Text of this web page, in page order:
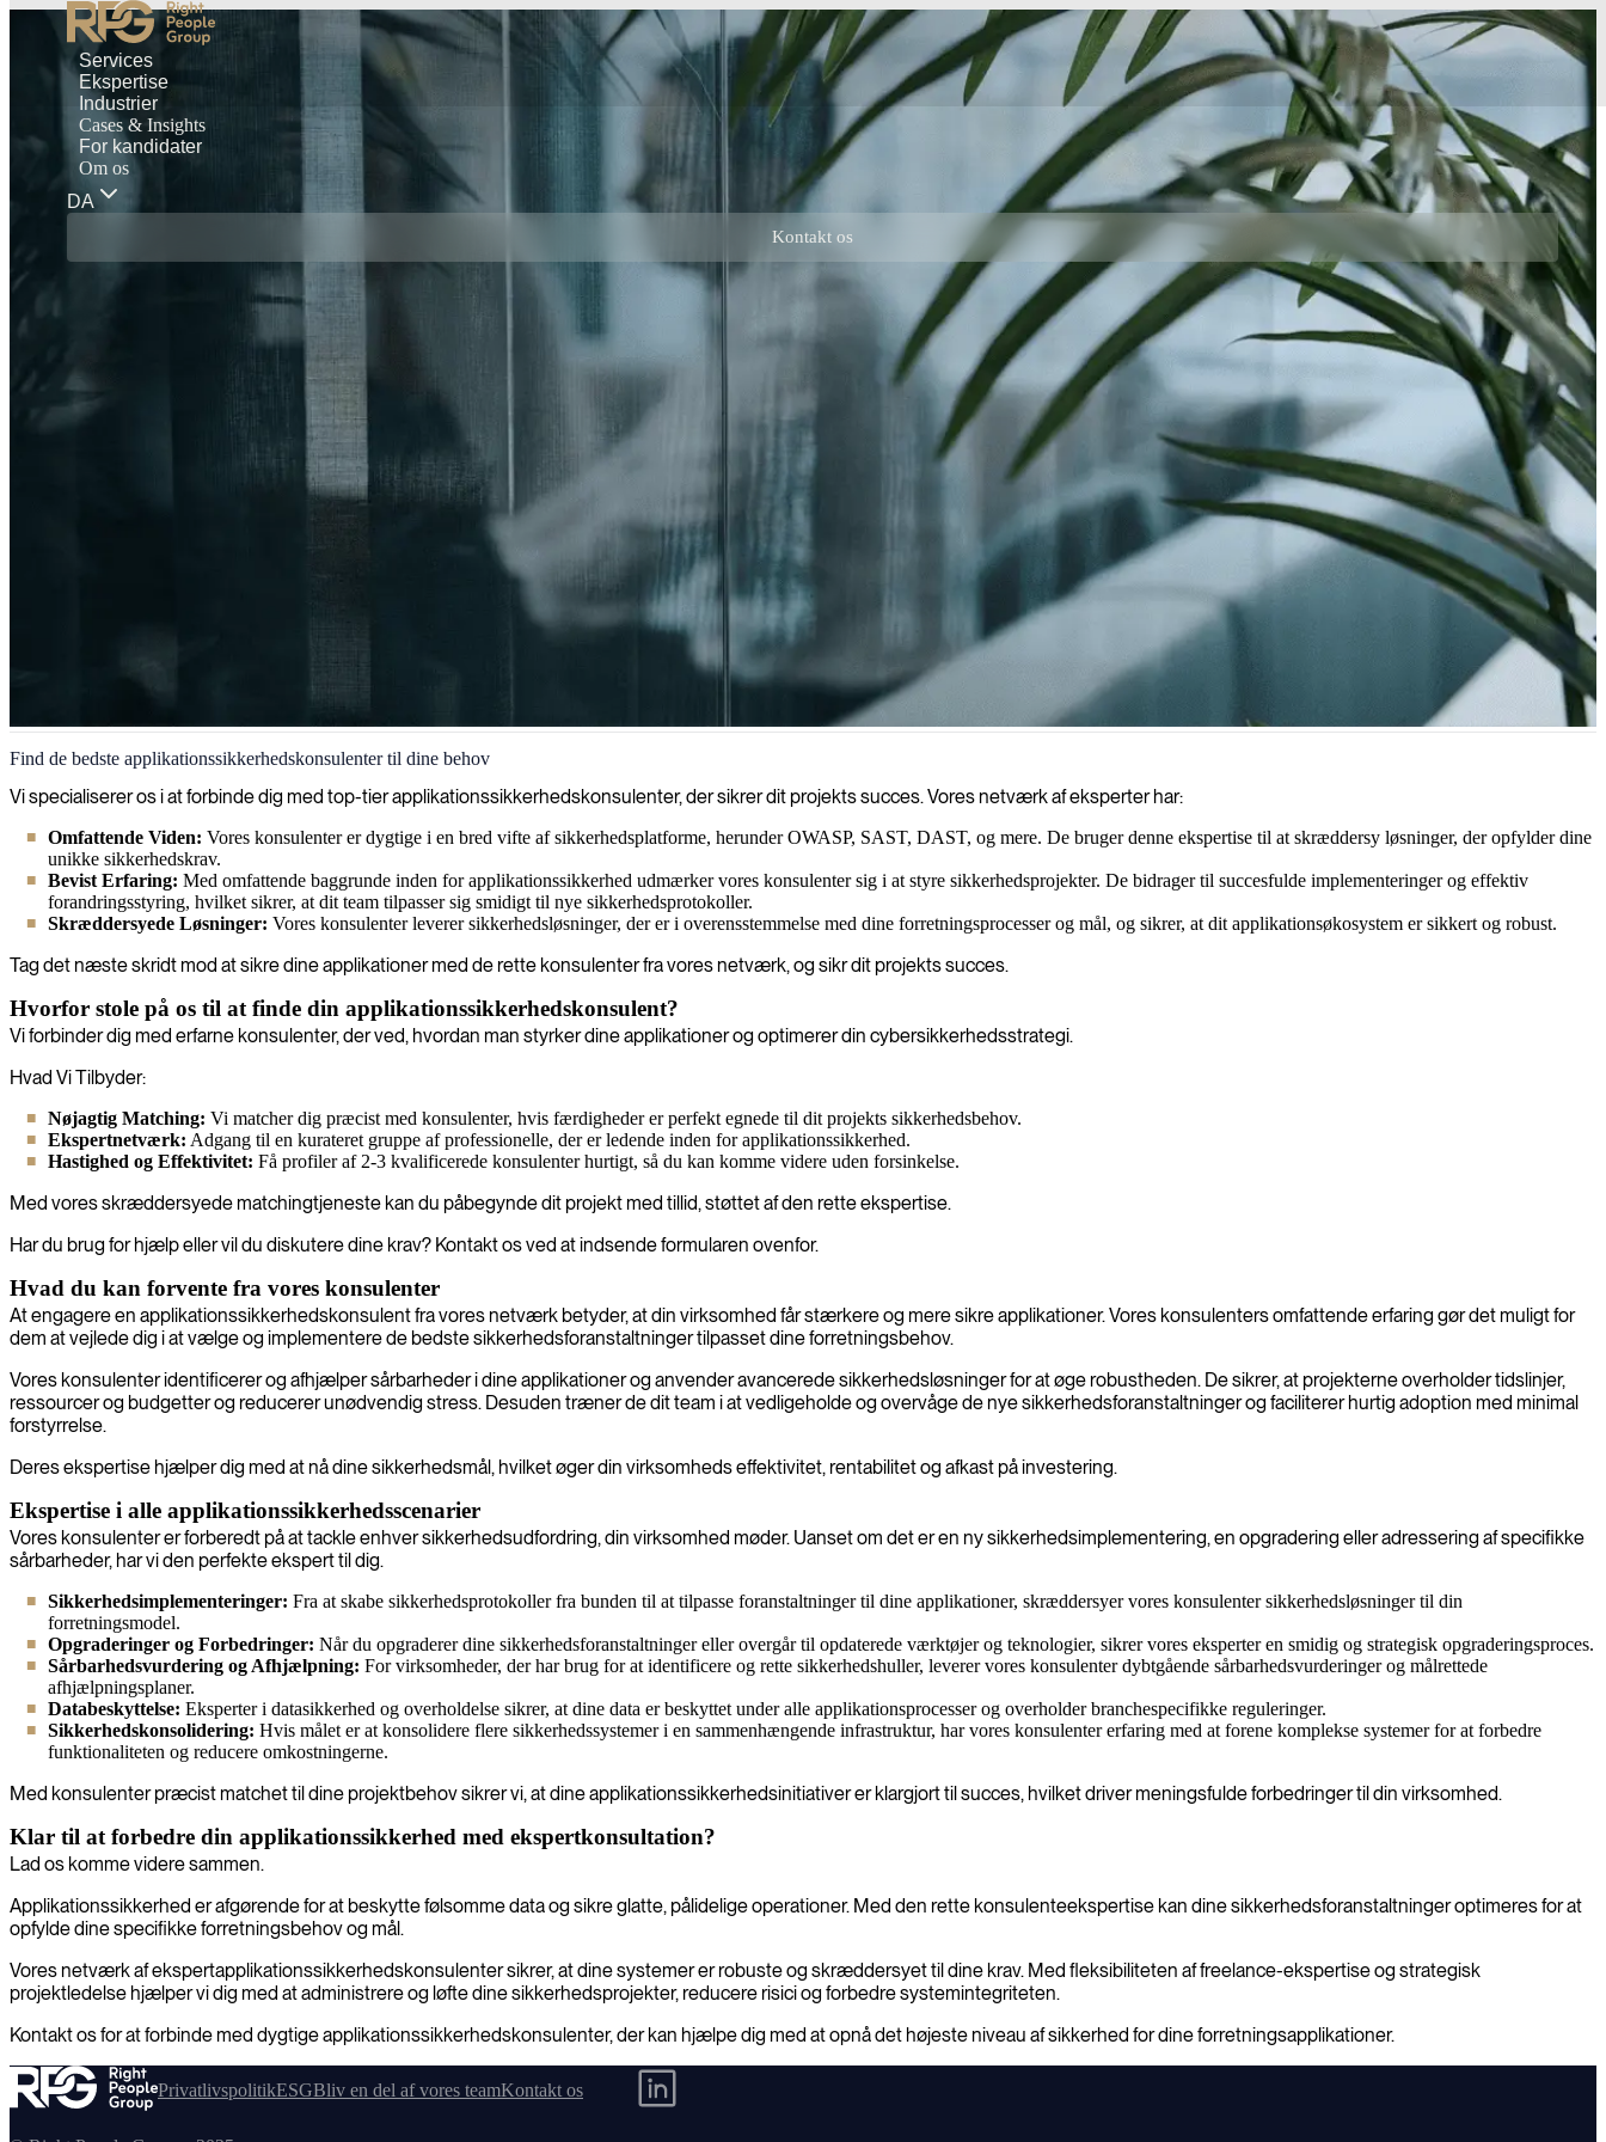
Services
Ekspertise
Industrier
Cases & Insights
For kandidater
Om os
DA
Kontakt os
Applikationssikkerhed
Vi hjælper dig med at identificere og udbedre sårbarheder, før angribere udnytter dem, sikrer dine applikationer og beskytter dine data gennem omfattende sikkerhedsvurderinger og ekspertimplementering af
branchens bedste praksis.
Find de bedste applikationssikkerhedskonsulenter til dine behov
Vi specialiserer os i at forbinde dig med top-tier applikationssikkerhedskonsulenter, der sikrer dit projekts succes. Vores netværk af eksperter har:
Omfattende Viden: Vores konsulenter er dygtige i en bred vifte af sikkerhedsplatforme, herunder OWASP, SAST, DAST, og mere. De bruger denne ekspertise til at skræddersy løsninger, der opfylder dine
unikke sikkerhedskrav.
Bevist Erfaring: Med omfattende baggrunde inden for applikationssikkerhed udmærker vores konsulenter sig i at styre sikkerhedsprojekter. De bidrager til succesfulde implementeringer og effektiv
forandringsstyring, hvilket sikrer, at dit team tilpasser sig smidigt til nye sikkerhedsprotokoller.
Skræddersyede Løsninger: Vores konsulenter leverer sikkerhedsløsninger, der er i overensstemmelse med dine forretningsprocesser og mål, og sikrer, at dit applikationsøkosystem er sikkert og robust.
Tag det næste skridt mod at sikre dine applikationer med de rette konsulenter fra vores netværk, og sikr dit projekts succes.
Hvorfor stole på os til at finde din applikationssikkerhedskonsulent?
Vi forbinder dig med erfarne konsulenter, der ved, hvordan man styrker dine applikationer og optimerer din cybersikkerhedsstrategi.
Hvad Vi Tilbyder:
Nøjagtig Matching: Vi matcher dig præcist med konsulenter, hvis færdigheder er perfekt egnede til dit projekts sikkerhedsbehov.
Ekspertnetværk: Adgang til en kurateret gruppe af professionelle, der er ledende inden for applikationssikkerhed.
Hastighed og Effektivitet: Få profiler af 2-3 kvalificerede konsulenter hurtigt, så du kan komme videre uden forsinkelse.
Med vores skræddersyede matchingtjeneste kan du påbegynde dit projekt med tillid, støttet af den rette ekspertise.
Har du brug for hjælp eller vil du diskutere dine krav? Kontakt os ved at indsende formularen ovenfor.
Hvad du kan forvente fra vores konsulenter
At engagere en applikationssikkerhedskonsulent fra vores netværk betyder, at din virksomhed får stærkere og mere sikre applikationer. Vores konsulenters omfattende erfaring gør det muligt for
dem at vejlede dig i at vælge og implementere de bedste sikkerhedsforanstaltninger tilpasset dine forretningsbehov.
Vores konsulenter identificerer og afhjælper sårbarheder i dine applikationer og anvender avancerede sikkerhedsløsninger for at øge robustheden. De sikrer, at projekterne overholder tidslinjer,
ressourcer og budgetter og reducerer unødvendig stress. Desuden træner de dit team i at vedligeholde og overvåge de nye sikkerhedsforanstaltninger og faciliterer hurtig adoption med minimal
forstyrrelse.
Deres ekspertise hjælper dig med at nå dine sikkerhedsmål, hvilket øger din virksomheds effektivitet, rentabilitet og afkast på investering.
Ekspertise i alle applikationssikkerhedsscenarier
Vores konsulenter er forberedt på at tackle enhver sikkerhedsudfordring, din virksomhed møder. Uanset om det er en ny sikkerhedsimplementering, en opgradering eller adressering af specifikke
sårbarheder, har vi den perfekte ekspert til dig.
Sikkerhedsimplementeringer: Fra at skabe sikkerhedsprotokoller fra bunden til at tilpasse foranstaltninger til dine applikationer, skræddersyer vores konsulenter sikkerhedsløsninger til din
forretningsmodel.
Opgraderinger og Forbedringer: Når du opgraderer dine sikkerhedsforanstaltninger eller overgår til opdaterede værktøjer og teknologier, sikrer vores eksperter en smidig og strategisk opgraderingsproces.
Sårbarhedsvurdering og Afhjælpning: For virksomheder, der har brug for at identificere og rette sikkerhedshuller, leverer vores konsulenter dybtgående sårbarhedsvurderinger og målrettede
afhjælpningsplaner.
Databeskyttelse: Eksperter i datasikkerhed og overholdelse sikrer, at dine data er beskyttet under alle applikationsprocesser og overholder branchespecifikke reguleringer.
Sikkerhedskonsolidering: Hvis målet er at konsolidere flere sikkerhedssystemer i en sammenhængende infrastruktur, har vores konsulenter erfaring med at forene komplekse systemer for at forbedre
funktionaliteten og reducere omkostningerne.
Med konsulenter præcist matchet til dine projektbehov sikrer vi, at dine applikationssikkerhedsinitiativer er klargjort til succes, hvilket driver meningsfulde forbedringer til din virksomhed.
Klar til at forbedre din applikationssikkerhed med ekspertkonsultation?
Lad os komme videre sammen.
Applikationssikkerhed er afgørende for at beskytte følsomme data og sikre glatte, pålidelige operationer. Med den rette konsulenteekspertise kan dine sikkerhedsforanstaltninger optimeres for at
opfylde dine specifikke forretningsbehov og mål.
Vores netværk af ekspertapplikationssikkerhedskonsulenter sikrer, at dine systemer er robuste og skræddersyet til dine krav. Med fleksibiliteten af freelance-ekspertise og strategisk
projektledelse hjælper vi dig med at administrere og løfte dine sikkerhedsprojekter, reducere risici og forbedre systemintegriteten.
Kontakt os for at forbinde med dygtige applikationssikkerhedskonsulenter, der kan hjælpe dig med at opnå det højeste niveau af sikkerhed for dine forretningsapplikationer.
PrivatlivspolitikESGBliv en del af vores teamKontakt os